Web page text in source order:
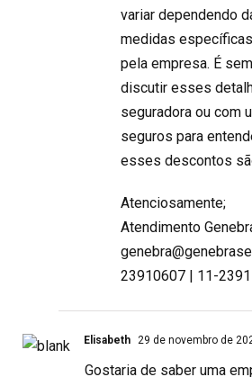
variar dependendo
medidas
pela empresa. É
discutir esses
seguradora ou com
seguros para
esses descontos
Atenciosamente;
Atendimento
23910607 | 11-
Elisabeth 29 de novembro de
Gostaria de saber uma